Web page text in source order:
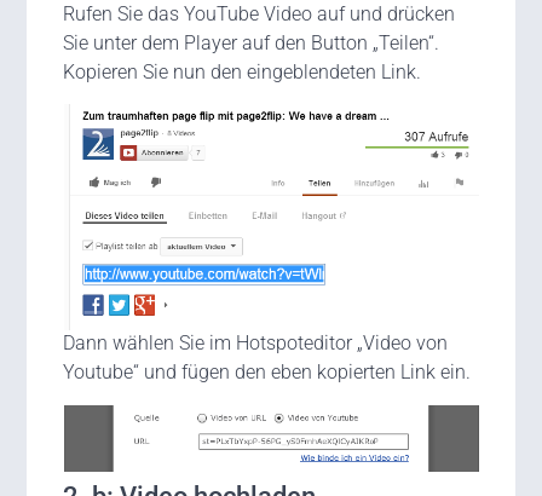
Rufen Sie das YouTube Video auf und drücken
Sie unter dem Player auf den Button „Teilen“.
Kopieren Sie nun den eingeblendeten Link.
Dann wählen Sie im Hotspoteditor „Video von
Youtube“ und fügen den eben kopierten Link ein.